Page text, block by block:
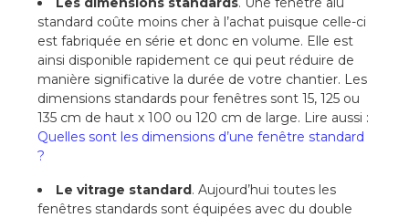
standard coûte moins cher à l’achat puisque celle-ci
est fabriquée en série et donc en volume. Elle est
ainsi disponible rapidement ce qui peut réduire de
manière significative la durée de votre chantier. Les
dimensions standards pour fenêtres sont 15, 125 ou
135 cm de haut x 100 ou 120 cm de large. Lire aussi :
Quelles sont les dimensions d’une fenêtre standard
?
Le vitrage standard. Aujourd’hui toutes les
fenêtres standards sont équipées avec du double